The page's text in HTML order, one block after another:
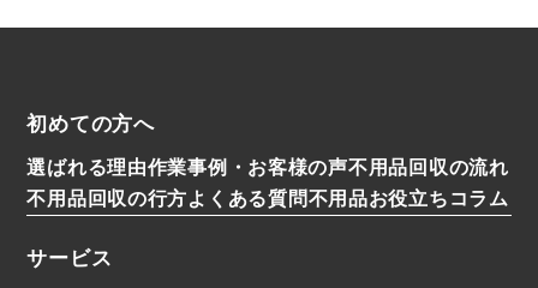
初めての方へ
選ばれる理由作業事例・お客様の声不用品回収の流れ
不用品回収の行方よくある質問不用品お役立ちコラム
サービス